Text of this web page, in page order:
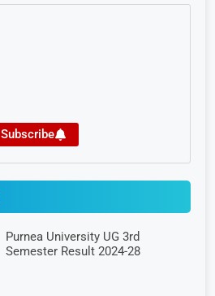
Subscribe
Purnea University UG 3rd
Semester Result 2024-28